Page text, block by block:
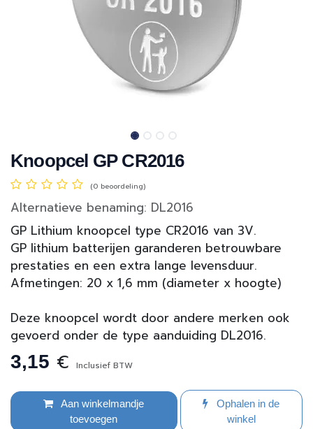
Knoopcel GP CR2016
(0 beoordeling)
Alternatieve benaming: DL2016
GP Lithium knoopcel type CR2016 van 3V.
GP lithium batterijen garanderen betrouwbare
prestaties en een extra lange levensduur.
Afmetingen: 20 x 1,6 mm (diameter x hoogte)
Deze knoopcel wordt door andere merken ook
gevoerd onder de type aanduiding DL2016.
3,15 € Inclusief BTW
Aan winkelmandje
toevoegen
Ophalen in de
winkel